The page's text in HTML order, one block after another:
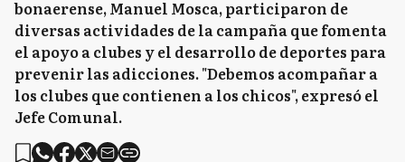
bonaerense, Manuel Mosca, participaron de
diversas actividades de la campaña que fomenta
el apoyo a clubes y el desarrollo de deportes para
prevenir las adicciones. "Debemos acompañar a
los clubes que contienen a los chicos", expresó el
Jefe Comunal.